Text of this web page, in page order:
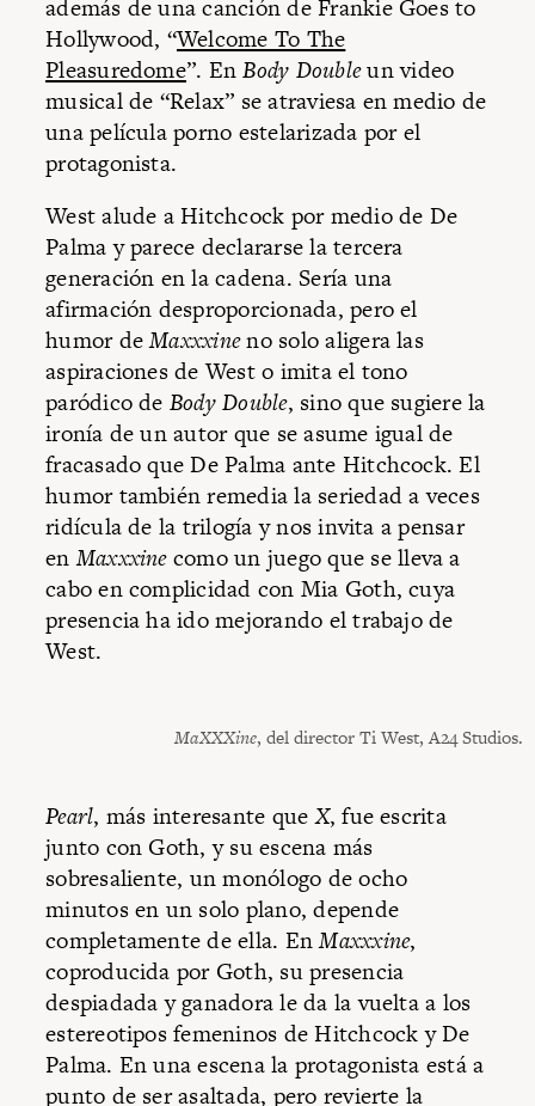
además de una canción de Frankie Goes to
Hollywood, “Welcome To The
Pleasuredome”. EnBody Doubleun video
musical de “Relax” se atraviesa en medio de
una película porno estelarizada por el
protagonista.
West alude a Hitchcock por medio de De
Palma y parece declararse la tercera
generación en la cadena. Sería una
afirmación desproporcionada, pero el
humor deMaxxxineno solo aligera las
aspiraciones de West o imita el tono
paródico de Body Double, sino que sugiere la
ironía de un autor que se asume igual de
fracasado que De Palma ante Hitchcock. El
humor también remedia la seriedad a veces
ridícula de la trilogía y nos invita a pensar
enMaxxxinecomo un juego que se lleva a
cabo en complicidad con Mia Goth, cuya
presencia ha ido mejorando el trabajo de
West.
MaXXXine, del director Ti West, A24 Studios.
Pearl, más interesante queX, fue escrita
junto con Goth, y su escena más
sobresaliente, un monólogo de ocho
minutos en un solo plano, depende
completamente de ella. EnMaxxxine,
coproducida por Goth, su presencia
despiadada y ganadora le da la vuelta a los
estereotipos femeninos de Hitchcock y De
Palma. En una escena la protagonista está a
punto de ser asaltada, pero revierte la